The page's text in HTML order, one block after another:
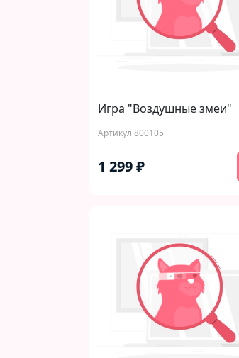
Игра "Воздушные змеи"
Артикул 800105
1 299 ₽